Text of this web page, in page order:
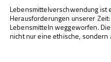
Lebensmittelverschwendung ist
Herausforderungen unserer
Lebensmitteln weggeworfen.
nicht nur eine ethische,